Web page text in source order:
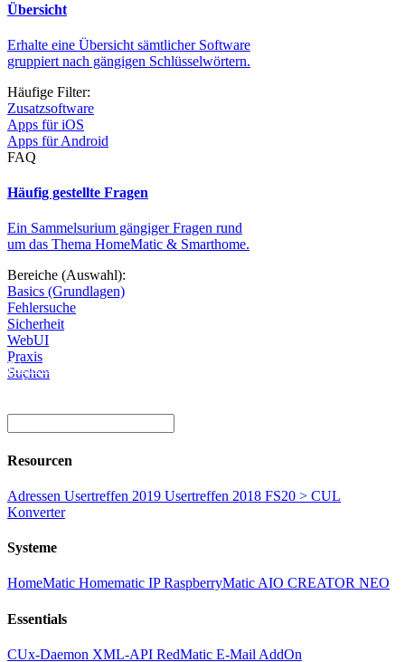
Übersicht
Erhalte eine Übersicht sämtlicher Software
gruppiert nach gängigen Schlüsselwörtern.
Häufige Filter:
Zusatzsoftware
Apps für iOS
Apps für Android
FAQ
Häufig gestellte Fragen
Ein Sammelsurium gängiger Fragen rund
um das Thema HomeMatic & Smarthome.
Bereiche (Auswahl):
Basics (Grundlagen)
Fehlersuche
Sicherheit
WebUI
Praxis
Suchen
Diese Seite wird nicht weitergeführt, bleibt aber als digitales Archiv
online. Vielen Dank für deinen Besuch!
Resourcen
Adressen Usertreffen 2019 Usertreffen 2018 FS20 > CUL
Konverter
Systeme
HomeMatic Homematic IPRaspberryMaticAIO CREATOR NEO
Essentials
CUx-Daemon XML-API RedMatic E-Mail AddOn